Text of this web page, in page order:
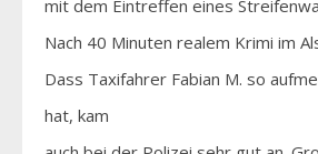
mit dem Eintreffen eines
Nach 40 Minuten realem Krimi im
Dass Taxifahrer Fabian M. so
hat, kam